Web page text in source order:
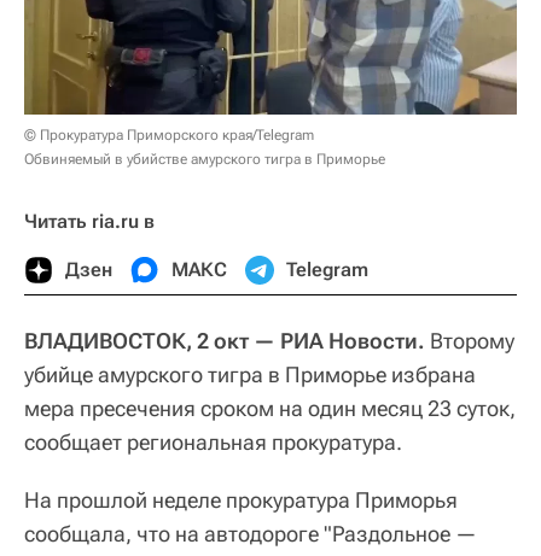
© Прокуратура Приморского края/Telegram
Обвиняемый в убийстве амурского тигра в Приморье
Читать ria.ru в
Дзен МАКС Telegram
ВЛАДИВОСТОК, 2 окт — РИА Новости. Второму
убийце амурского тигра в Приморье избрана
мера пресечения сроком на один месяц 23 суток,
сообщает региональная прокуратура.
На прошлой неделе прокуратура Приморья
сообщала, что на автодороге "Раздольное —